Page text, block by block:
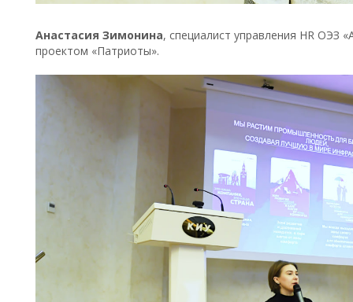
Анастасия Зимонина, специалист управления HR ОЭЗ
проектом «Патриоты».